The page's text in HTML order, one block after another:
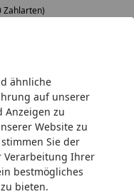
ähnliche
auf unserer
Anzeigen zu
Website zu
Sie der
Verarbeitung Ihrer
bestmögliches
bieten.
Zahlarten)
Zubehör für BTR
aus